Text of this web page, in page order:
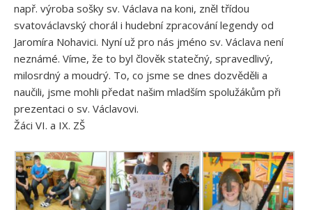
např. výroba sošky sv. Václava na koni, zněl třídou
svatováclavský chorál i hudební zpracování legendy od
Jaromíra Nohavici. Nyní už pro nás jméno sv. Václava není
neznámé. Víme, že to byl člověk statečný, spravedlivý,
milosrdný a moudrý. To, co jsme se dnes dozvěděli a
naučili, jsme mohli předat našim mladším spolužákům při
prezentaci o sv. Václavovi.
Žáci VI. a IX. ZŠ